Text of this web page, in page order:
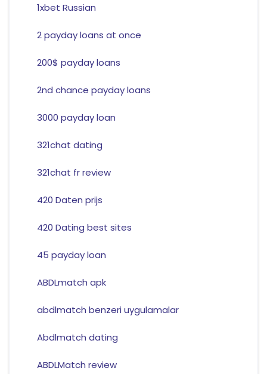
1xbet Russian
2 payday loans at once
200$ payday loans
2nd chance payday loans
3000 payday loan
321chat dating
321chat fr review
420 Daten prijs
420 Dating best sites
45 payday loan
ABDLmatch apk
abdlmatch benzeri uygulamalar
Abdlmatch dating
ABDLMatch review